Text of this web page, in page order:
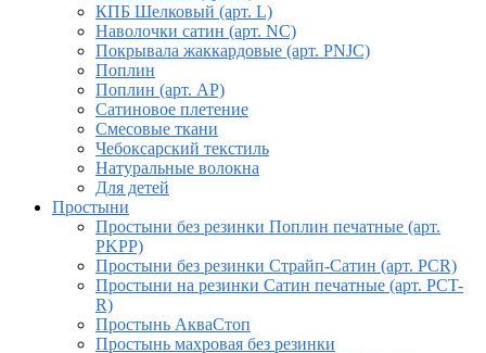
КПБ Шелковый (арт. L)
Наволочки сатин (арт. NC)
Покрывала жаккардовые (арт. PNJC)
Поплин
Поплин (арт. AP)
Сатиновое плетение
Смесовые ткани
Чебоксарский текстиль
Натуральные волокна
Для детей
Простыни
Простыни без резинки Поплин печатные (арт.
PKPP)
Простыни без резинки Страйп-Сатин (арт. PCR)
Простыни на резинки Сатин печатные (арт. PCT-
R)
Простынь АкваСтоп
Простынь махровая без резинки